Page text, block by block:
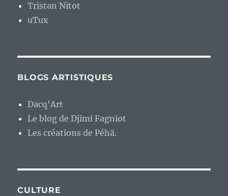
Tristan Nitot
uTux
BLOGS ARTISTIQUES
Dacq'Art
Le blog de Djimi Fagniot
Les créations de Péhä.
CULTURE